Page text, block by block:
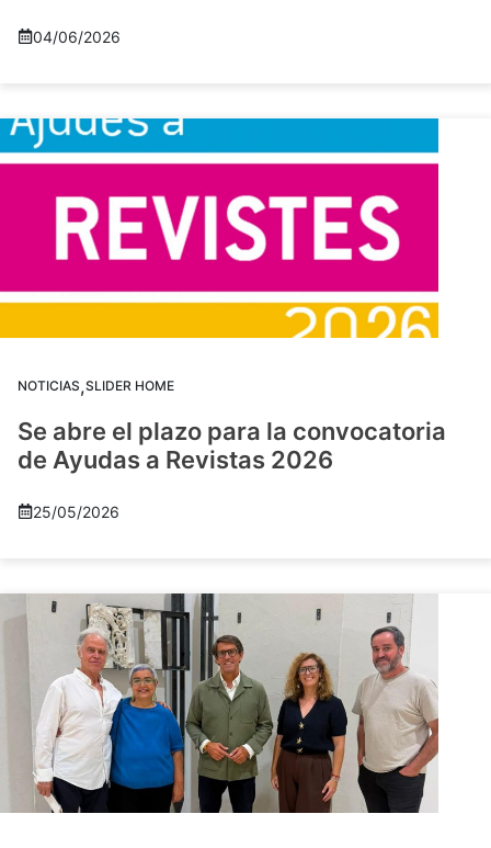
04/06/2026
NOTICIAS,SLIDER HOME
Se abre el plazo para la convocatoria
de Ayudas a Revistas 2026
25/05/2026